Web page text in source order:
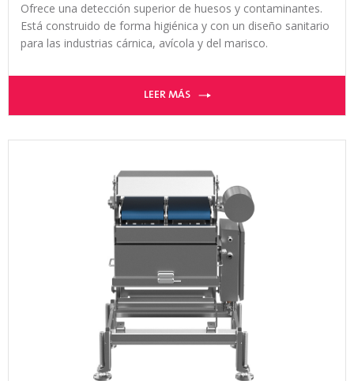
Ofrece una detección superior de huesos y contaminantes.
Está construido de forma higiénica y con un diseño sanitario
para las industrias cárnica, avícola y del marisco.
LEER MÁS